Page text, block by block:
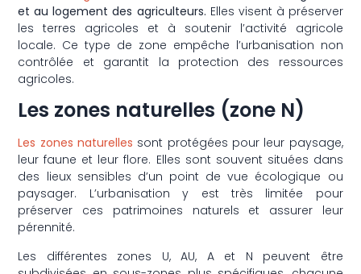
et au logement des agriculteurs. Elles visent à préserver
les terres agricoles et à soutenir l’activité agricole
locale. Ce type de zone empêche l’urbanisation non
contrôlée et garantit la protection des ressources
agricoles.
Les zones naturelles (zone N)
Les zones naturelles sont protégées pour leur paysage,
leur faune et leur flore. Elles sont souvent situées dans
des lieux sensibles d’un point de vue écologique ou
paysager. L’urbanisation y est très limitée pour
préserver ces patrimoines naturels et assurer leur
pérennité.
Les différentes zones U, AU, A et N peuvent être